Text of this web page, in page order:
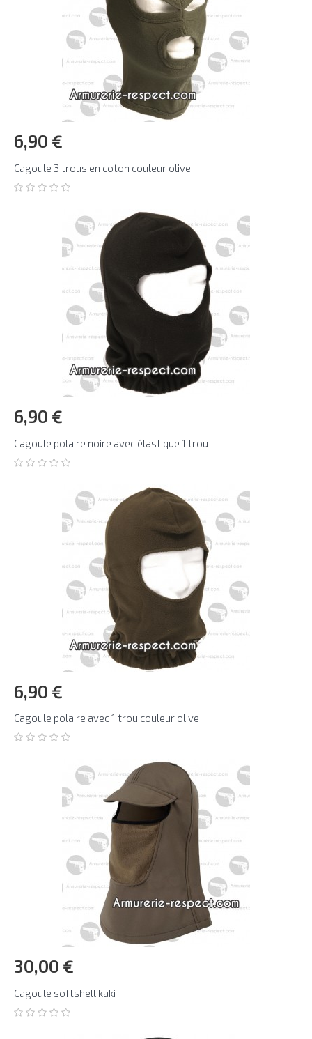
6,90 €
Cagoule 3 trous en coton couleur olive
6,90 €
Cagoule polaire noire avec élastique 1 trou
6,90 €
Cagoule polaire avec 1 trou couleur olive
30,00 €
Cagoule softshell kaki